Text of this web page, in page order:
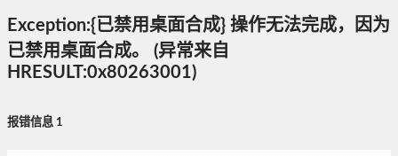
Exception:{已禁用桌面合成} 操作无法完成，因为
已禁用桌面合成。 (异常来自
HRESULT:0x80263001)
报错信息 1